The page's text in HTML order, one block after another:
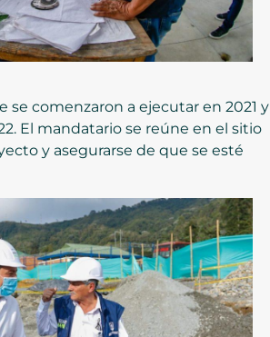
se comenzaron a ejecutar en 2021 y
El mandatario se reúne en el sitio
y asegurarse de que se esté